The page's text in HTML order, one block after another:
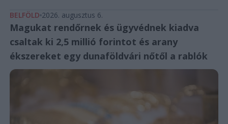
BELFÖLD 2026. augusztus 6.
Magukat rendőrnek és ügyvédnek kiadva
csaltak ki 2,5 millió forintot és arany
ékszereket egy dunaföldvári nőtől a rablók